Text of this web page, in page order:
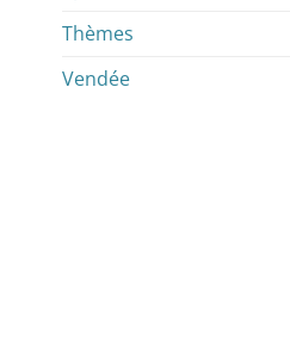
Thèmes
Vendée